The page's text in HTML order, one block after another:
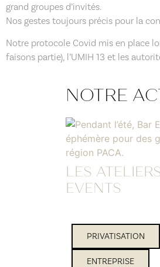
grand groupes d’invités.
Nos gestes toujours précis pour la
Notre protocole Covid mis en place
faisons partie), l’UMIH 13 et les
NOTRE
LES
EVENTS
PRIVATISATION
ENTREPRISE